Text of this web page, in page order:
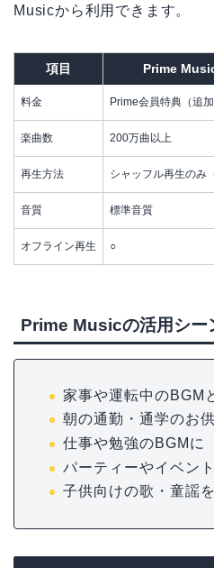
Musicから利用できます。
項目 Prime
料金 Prime会員特典（追加
楽曲数 200万曲以上
再生方法 シャッフル再生のみ
音質 標準音質
オフライン再生 ○
Prime Musicの活用シー
家事や運転中のBGM
朝の通勤・通学のお
仕事や勉強のBGMに
パーティーやイベン
子供向けの歌・童謡